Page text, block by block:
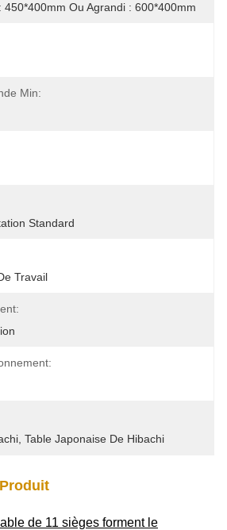
450*400mm Ou Agrandi : 600*400mm
Min:
Standard
Travail
Table Japonaise De Hibachi
de 11 sièges forment le